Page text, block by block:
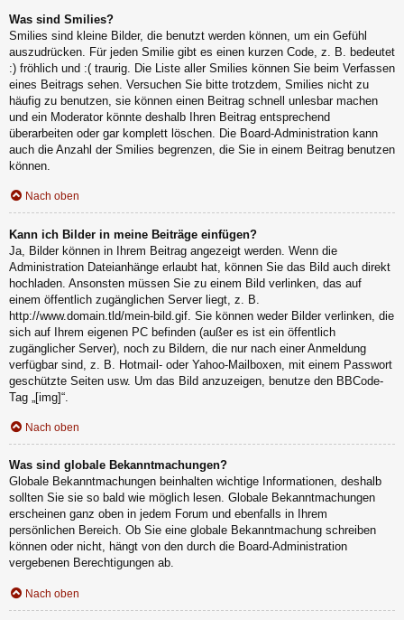
Was sind Smilies?
Smilies sind kleine Bilder, die benutzt werden können, um ein Gefühl
auszudrücken. Für jeden Smilie gibt es einen kurzen Code, z. B. bedeutet
:) fröhlich und :( traurig. Die Liste aller Smilies können Sie beim Verfassen
eines Beitrags sehen. Versuchen Sie bitte trotzdem, Smilies nicht zu
häufig zu benutzen, sie können einen Beitrag schnell unlesbar machen
und ein Moderator könnte deshalb Ihren Beitrag entsprechend
überarbeiten oder gar komplett löschen. Die Board-Administration kann
auch die Anzahl der Smilies begrenzen, die Sie in einem Beitrag benutzen
können.
Nach oben
Kann ich Bilder in meine Beiträge einfügen?
Ja, Bilder können in Ihrem Beitrag angezeigt werden. Wenn die
Administration Dateianhänge erlaubt hat, können Sie das Bild auch direkt
hochladen. Ansonsten müssen Sie zu einem Bild verlinken, das auf
einem öffentlich zugänglichen Server liegt, z. B.
http://www.domain.tld/mein-bild.gif. Sie können weder Bilder verlinken, die
sich auf Ihrem eigenen PC befinden (außer es ist ein öffentlich
zugänglicher Server), noch zu Bildern, die nur nach einer Anmeldung
verfügbar sind, z. B. Hotmail- oder Yahoo-Mailboxen, mit einem Passwort
geschützte Seiten usw. Um das Bild anzuzeigen, benutze den BBCode-
Tag „[img]“.
Nach oben
Was sind globale Bekanntmachungen?
Globale Bekanntmachungen beinhalten wichtige Informationen, deshalb
sollten Sie sie so bald wie möglich lesen. Globale Bekanntmachungen
erscheinen ganz oben in jedem Forum und ebenfalls in Ihrem
persönlichen Bereich. Ob Sie eine globale Bekanntmachung schreiben
können oder nicht, hängt von den durch die Board-Administration
vergebenen Berechtigungen ab.
Nach oben